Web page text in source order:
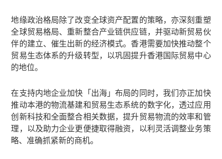
地缘政治格局除了改变全球资产配置的策略，亦深刻重塑
全球贸易格局、重新整合产业链供应链，并驱动新贸易伙
伴的建立、催生出新的经济模式。香港需要加快推动整个
贸易生态体系的升级转型，以巩固提升香港国际贸易中心
的地位。
在支持内地企业加快「出海」布局的同时，我们亦正加快
推动本港的物流基建和贸易生态系统的数字化，透过应用
创新科技和全面整合相关数据，提升贸易物流的效率和管
理，以及助力企业更便捷取得融资，以利灵活调整业务策
略、准确抓紧新的商机。